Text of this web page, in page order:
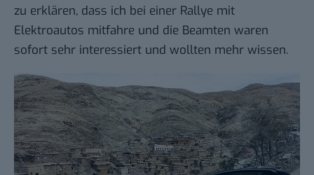
zu erklären, dass ich bei einer Rallye mit
Elektroautos mitfahre und die Beamten waren
sofort sehr interessiert und wollten mehr wissen.